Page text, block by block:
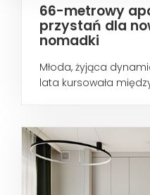
66-metrowy
przystań dla
nomadki
Młoda, żyjąca
lata kursowała